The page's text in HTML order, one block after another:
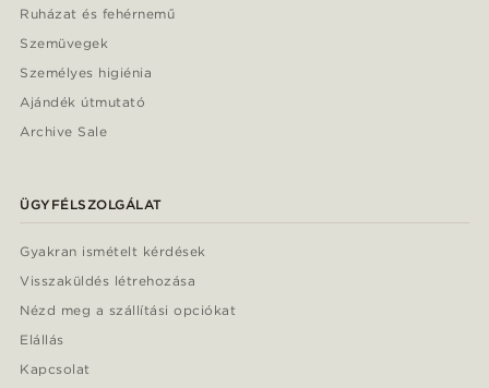
Ruházat és fehérnemű
Szemüvegek
Személyes higiénia
Ajándék útmutató
Archive Sale
ÜGYFÉLSZOLGÁLAT
Gyakran ismételt kérdések
Visszaküldés létrehozása
Nézd meg a szállítási opciókat
Elállás
Kapcsolat